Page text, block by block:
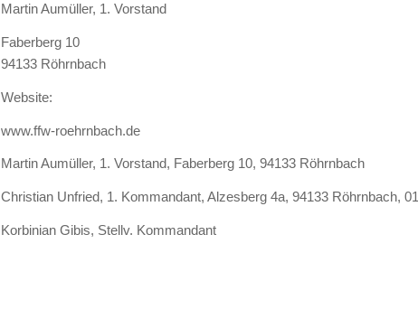
Martin Aumüller, 1. Vorstand
Faberberg 10
94133 Röhrnbach
Website:
www.ffw-roehrnbach.de
Martin Aumüller, 1. Vorstand, Faberberg 10, 94133 Röhrnbach
Christian Unfried, 1. Kommandant, Alzesberg 4a, 94133 Röhrnbach,
Korbinian Gibis, Stellv. Kommandant